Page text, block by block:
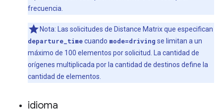
frecuencia.
Nota: Las solicitudes de Distance Matrix que especifican
departure_timecuando mode=driving se limitan a un
máximo de 100 elementos por solicitud. La cantidad de
orígenes multiplicada por la cantidad de destinos define la
cantidad de elementos.
idioma